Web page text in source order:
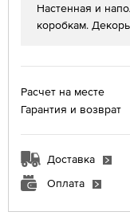
Настенная и
коробкам.
Расчет на месте
Гарантия и возврат
Доставка
Оплата